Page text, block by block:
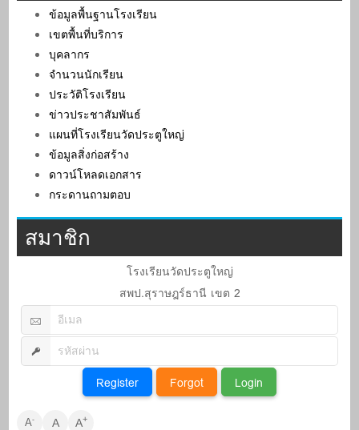
ข้อมูลพื้นฐานโรงเรียน
เขตพื้นที่บริการ
บุคลากร
จำนวนนักเรียน
ประวัติโรงเรียน
ข่าวประชาสัมพันธ์
แผนที่โรงเรียนวัดประตูใหญ่
ข้อมูลสิ่งก่อสร้าง
ดาวน์โหลดเอกสาร
กระดานถามตอบ
สมาชิก
โรงเรียนวัดประตูใหญ่
สพป.สุราษฎร์ธานี เขต 2
A- A A+